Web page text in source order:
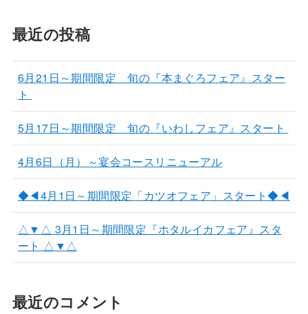
最近の投稿
6月21日～期間限定 旬の『本まぐろフェア』スター
ト
5月17日～期間限定 旬の『いわしフェア』スタート
4月6日（月）～宴会コースリニューアル
◆◀4月1日～期間限定「カツオフェア」スタート◆◀
△▼△ 3月1日～期間限定『ホタルイカフェア』スタ
ート △▼△
最近のコメント